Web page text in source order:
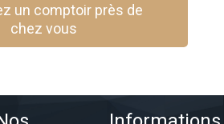
un comptoir près de
chez vous